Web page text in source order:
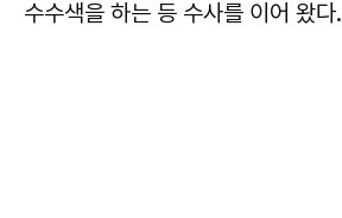
수수색을 하는 등 수사를 이어 왔다.